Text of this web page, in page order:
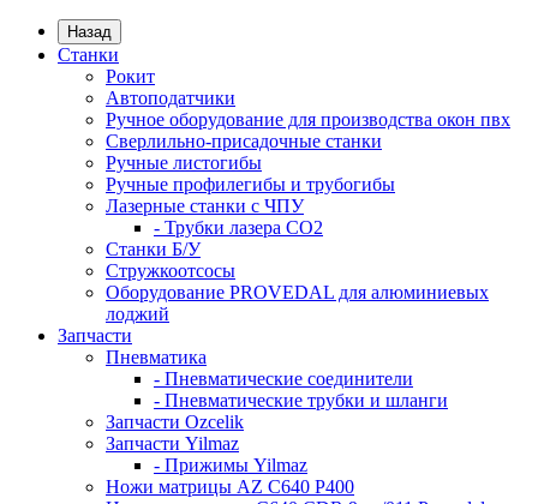
Назад
Станки
Рокит
Автоподатчики
Ручное оборудование для производства окон пвх
Сверлильно-присадочные станки
Ручные листогибы
Ручные профилегибы и трубогибы
Лазерные станки с ЧПУ
- Трубки лазера CO2
Станки Б/У
Стружкоотсосы
Оборудование PROVEDAL для алюминиевых
лоджий
Запчасти
Пневматика
- Пневматические соединители
- Пневматические трубки и шланги
Запчасти Ozcelik
Запчасти Yilmaz
- Прижимы Yilmaz
Ножи матрицы AZ C640 P400